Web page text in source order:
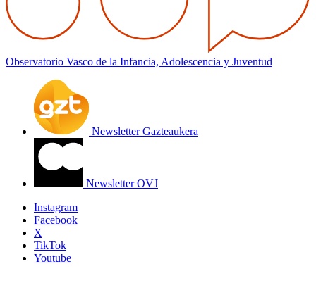
Observatorio Vasco de la Infancia, Adolescencia y Juventud
Newsletter Gazteaukera
Newsletter OVJ
Instagram
Facebook
X
TikTok
Youtube